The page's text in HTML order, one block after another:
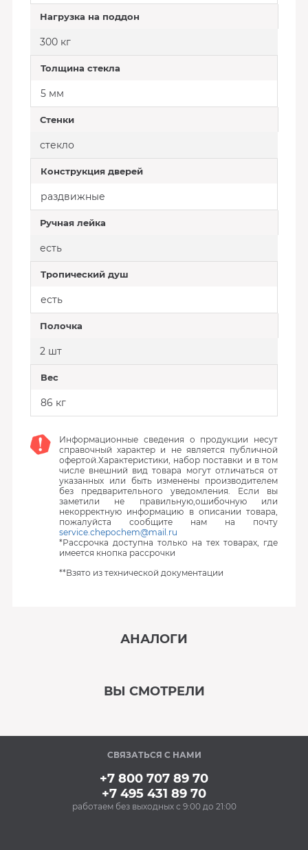
Нагрузка на поддон
300 кг
Толщина стекла
5 мм
Стенки
стекло
Конструкция дверей
раздвижные
Ручная лейка
есть
Тропический душ
есть
Полочка
2 шт
Вес
86 кг
Информационные сведения о продукции несут
справочный характер и не является публичной
офертой.Характеристики, набор поставки и в том
числе внешний вид товара могут отличаться от
указанных или быть изменены производителем
без предварительного уведомления. Если вы
заметили не правильную,ошибочную или
некорректную информацию в описании товара,
пожалуйста сообщите нам на почту
service.chepochem@mail.ru
*Рассрочка доступна только на тех товарах, где
имеется кнопка рассрочки
**Взято из технической документации
АНАЛОГИ
ВЫ СМОТРЕЛИ
Под заказ
СВЯЗАТЬСЯ С НАМИ
+7 800 707 89 70
+7 495 431 89 70
работаем без выходных с 9:00 до 21:00